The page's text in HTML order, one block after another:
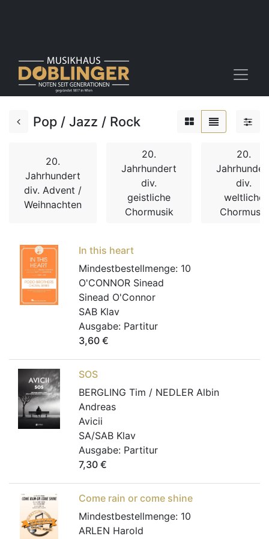
Pop / Jazz / Rock
20.
Jahrhundert
div. Advent /
Weihnachten
20.
Jahrhundert
div.
geistliche
Chormusik
20.
div.
weltliche
Chormusik
In this heart
Mindestbestellmenge: 10
O'CONNOR Sinead
Sinead O'Connor
SAB Klav
Ausgabe: Partitur
3,60 €
SOS
BERGLING Tim / NEDLER Albin
Andreas
Avicii
SA/SAB Klav
Ausgabe: Partitur
7,30 €
Come rain or come shine
Mindestbestellmenge: 10
ARLEN Harold